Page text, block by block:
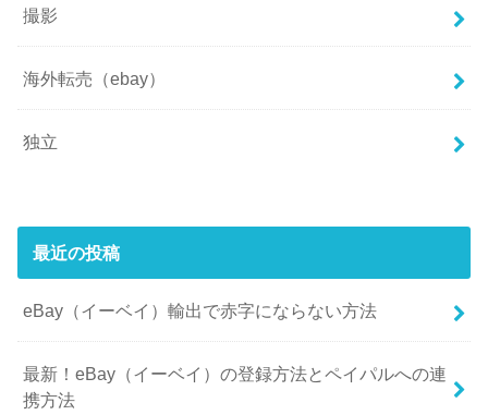
撮影
海外転売（ebay）
独立
最近の投稿
eBay（イーベイ）輸出で赤字にならない方法
最新！eBay（イーベイ）の登録方法とペイパルへの連
携方法